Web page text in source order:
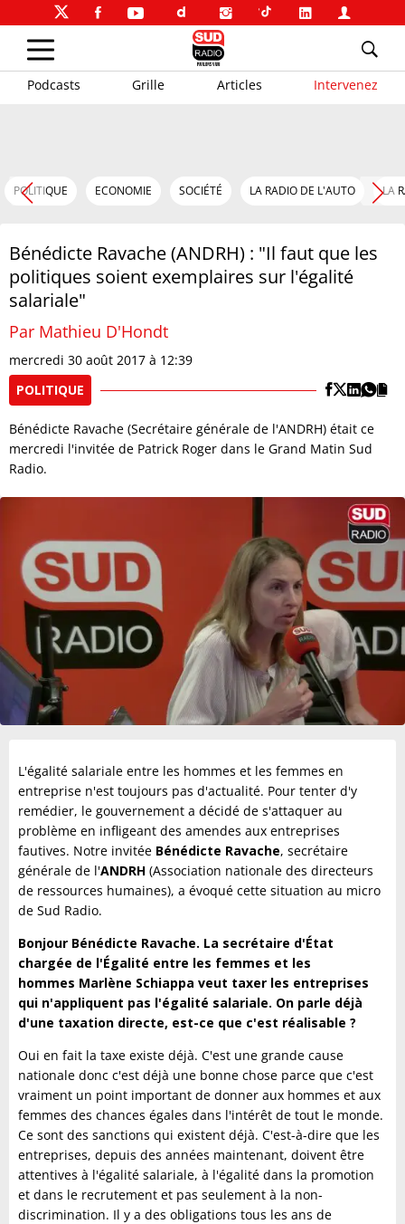
Podcasts Grille Articles Intervenez
POLITIQUE ECONOMIE SOCIÉTÉ LA RADIO DE L'AUTO LA
Bénédicte Ravache (ANDRH) : "Il faut que les
politiques soient exemplaires sur l'égalité
salariale"
Par Mathieu D'Hondt
mercredi 30 août 2017 à 12:39
POLITIQUE
Bénédicte Ravache (Secrétaire générale de l'ANDRH) était ce
mercredi l'invitée de Patrick Roger dans le Grand Matin Sud
Radio.
L'égalité salariale entre les hommes et les femmes en
entreprise n'est toujours pas d'actualité. Pour tenter d'y
remédier, le gouvernement a décidé de s'attaquer au
problème en infligeant des amendes aux entreprises
fautives. Notre invitée Bénédicte Ravache, secrétaire
générale de l'ANDRH (Association nationale des directeurs
de ressources humaines), a évoqué cette situation au micro
de Sud Radio.
Bonjour Bénédicte Ravache. La secrétaire d'État
chargée de l'Égalité entre les femmes et les
hommes Marlène Schiappa veut taxer les entreprises
qui n'appliquent pas l'égalité salariale. On parle déjà
d'une taxation directe, est-ce que c'est réalisable ?
Oui en fait la taxe existe déjà. C'est une grande cause
nationale donc c'est déjà une bonne chose parce que c'est
vraiment un point important de donner aux hommes et aux
femmes des chances égales dans l'intérêt de tout le monde.
Ce sont des sanctions qui existent déjà. C'est-à-dire que les
entreprises, depuis des années maintenant, doivent être
attentives à l'égalité salariale, à l'égalité dans la promotion
et dans le recrutement et pas seulement à la non-
discrimination. Il y a des obligations tous les ans de